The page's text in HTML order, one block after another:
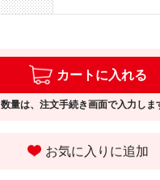
カートに入れる
数量は、注文手続き画面で入力しま
お気に入りに追加